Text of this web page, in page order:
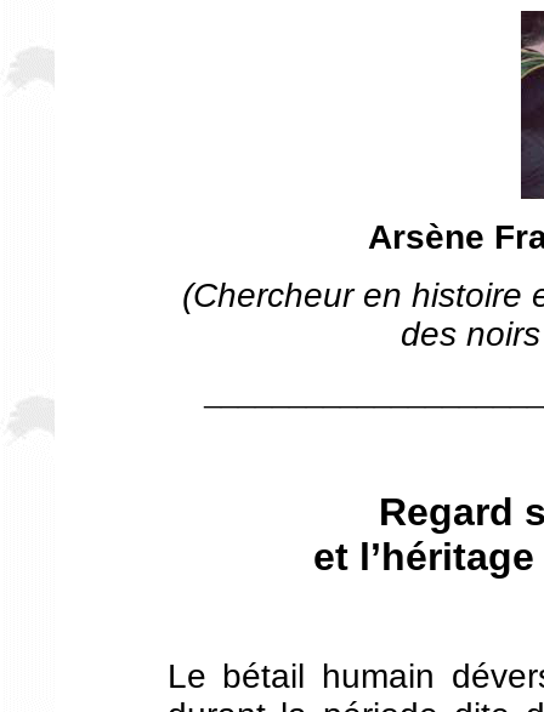
Arsène
(Chercheur en histoire
des
Regard
et
Le bétail humain